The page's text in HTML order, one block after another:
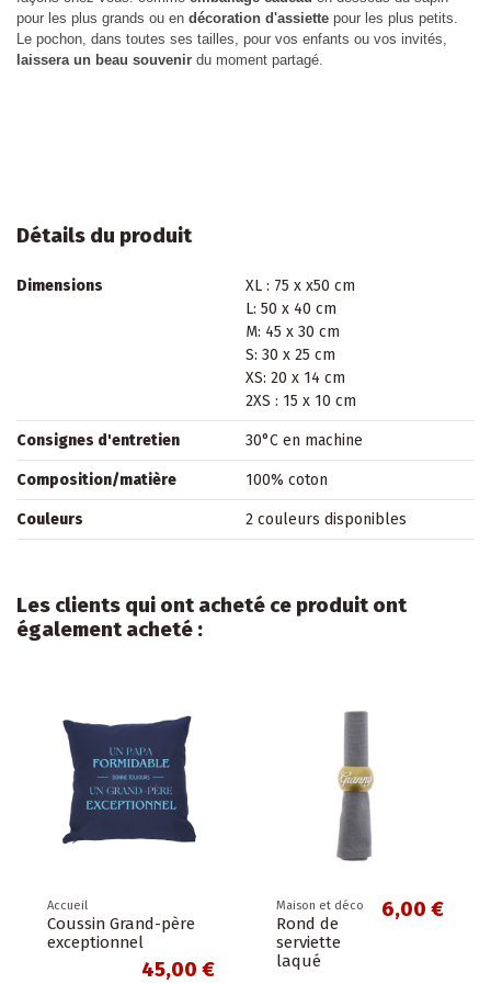
pour les plus grands ou en décoration d'assiette pour les plus petits.
Le pochon, dans toutes ses tailles, pour vos enfants ou vos invités,
laissera un beau souvenir du moment partagé.
Détails du produit
Dimensions
XL : 75 x x50 cm
L: 50 x 40 cm
M: 45 x 30 cm
S: 30 x 25 cm
XS: 20 x 14 cm
2XS : 15 x 10 cm
Consignes d'entretien 30°C en machine
Composition/matière 100% coton
Couleurs 2 couleurs disponibles
Les clients qui ont acheté ce produit ont
également acheté :
Accueil
Coussin Grand-père
exceptionnel
45,00 €
Maison et déco
Rond de
serviette
laqué
6,00 €